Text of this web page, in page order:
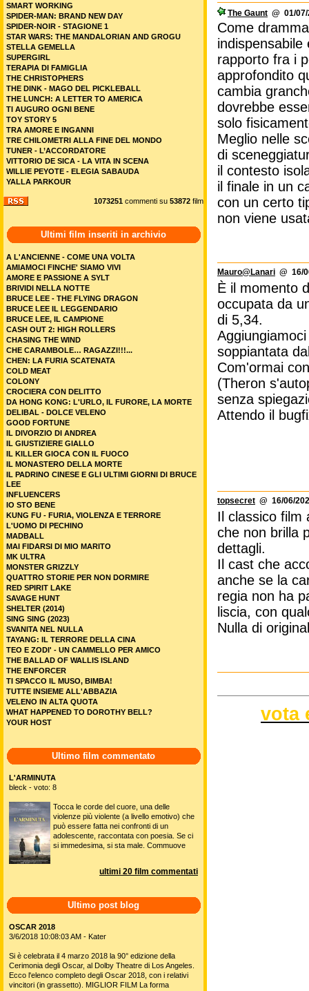
The Gaunt @ 01/
Come
rapporto fra i
approfondito
cambia
dovrebbe
solo
Meglio nelle
di
il contesto
il finale in un
con un certo
non viene
Mauro@Lanari @ 16/
È il momento
occupata da
di 5,34.
soppiantata
Com'ormai
(Theron
senza
Attendo il
topsecret @ 16/06/
Il classico film
che non brilla
dettagli.
Il cast che
anche se la
regia non ha
liscia, con
Nulla di
vota
SMART WORKING
SPIDER-MAN: BRAND NEW DAY
SPIDER-NOIR - STAGIONE 1
STAR WARS: THE MANDALORIAN AND GROGU
STELLA GEMELLA
SUPERGIRL
TERAPIA DI FAMIGLIA
THE CHRISTOPHERS
THE DINK - MAGO DEL PICKLEBALL
THE LUNCH: A LETTER TO AMERICA
TI AUGURO OGNI BENE
TOY STORY 5
TRA AMORE E INGANNI
TRE CHILOMETRI ALLA FINE DEL MONDO
TUNER - L’ACCORDATORE
VITTORIO DE SICA - LA VITA IN SCENA
WILLIE PEYOTE - ELEGIA SABAUDA
YALLA PARKOUR
1073251 commenti su 53872 film
Ultimi film inseriti in archivio
A L'ANCIENNE - COME UNA VOLTA
AMIAMOCI FINCHE' SIAMO VIVI
AMORE E PASSIONE A SYLT
BRIVIDI NELLA NOTTE
BRUCE LEE - THE FLYING DRAGON
BRUCE LEE IL LEGGENDARIO
BRUCE LEE, IL CAMPIONE
CASH OUT 2: HIGH ROLLERS
CHASING THE WIND
CHE CARAMBOLE… RAGAZZI!!!...
CHEN: LA FURIA SCATENATA
COLD MEAT
COLONY
CROCIERA CON DELITTO
DA HONG KONG: L'URLO, IL FURORE, LA MORTE
DELIBAL - DOLCE VELENO
GOOD FORTUNE
IL DIVORZIO DI ANDREA
IL GIUSTIZIERE GIALLO
IL KILLER GIOCA CON IL FUOCO
IL MONASTERO DELLA MORTE
IL PADRINO CINESE E GLI ULTIMI GIORNI DI BRUCE
LEE
INFLUENCERS
IO STO BENE
KUNG FU - FURIA, VIOLENZA E TERRORE
L'UOMO DI PECHINO
MADBALL
MAI FIDARSI DI MIO MARITO
MK ULTRA
MONSTER GRIZZLY
QUATTRO STORIE PER NON DORMIRE
RED SPIRIT LAKE
SAVAGE HUNT
SHELTER (2014)
SING SING (2023)
SVANITA NEL NULLA
TAYANG: IL TERRORE DELLA CINA
TEO E ZODI' - UN CAMMELLO PER AMICO
THE BALLAD OF WALLIS ISLAND
THE ENFORCER
TI SPACCO IL MUSO, BIMBA!
TUTTE INSIEME ALL'ABBAZIA
VELENO IN ALTA QUOTA
WHAT HAPPENED TO DOROTHY BELL?
YOUR HOST
Ultimo film commentato
L'ARMINUTA
bleck - voto: 8
Tocca le corde del cuore, una delle
violenze più violente (a livello emotivo) che
può essere fatta nei confronti di un
adolescente, raccontata con poesia. Se ci
si immedesima, si sta male. Commuove
ultimi 20 film commentati
Ultimo post blog
OSCAR 2018
3/6/2018 10:08:03 AM - Kater
Si è celebrata il 4 marzo 2018 la 90° edizione della
Cerimonia degli Oscar, al Dolby Theatre di Los Angeles.
Ecco l'elenco completo degli Oscar 2018, con i relativi
vincitori (in grassetto). MIGLIOR FILM La forma